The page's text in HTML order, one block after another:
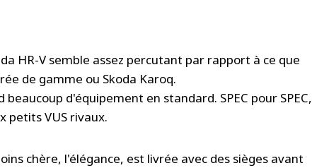
HR-V semble assez percutant par rapport à ce que
de gamme ou Skoda Karoq.
d'équipement en standard. SPEC pour SPEC,
petits VUS rivaux.
chère, l'élégance, est livrée avec des sièges avant